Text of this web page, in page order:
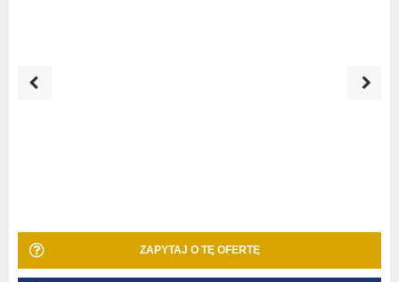
ZAPYTAJ O TĘ OFERTĘ